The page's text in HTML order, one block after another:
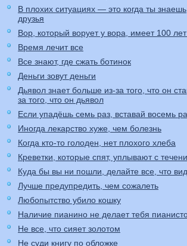
В плохих ситуациях — это когда ты
друзья
Вор, который ворует у вора, имеет 100
Время лечит все
Все знают, где сжать ботинок
Деньги зовут деньги
Дьявол знает больше из-за того, что он
за того, что он дьявол
Если упадёшь семь раз, вставай восемь
Иногда лекарство хуже, чем болезнь
Когда кто-то голоден, нет плохого хлеба
Креветки, которые спят, уплывают с
Куда бы вы ни пошли, делайте все, что
Лучше предупредить, чем сожалеть
Любопытство убило кошку
Наличие пианино не делает тебя
Не все, что сияет золотом
Не суди книгу по обложке